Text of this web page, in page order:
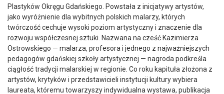
Plastyków Okręgu Gdańskiego. Powstała z inicjatywy artystów,
jako wyróżnienie dla wybitnych polskich malarzy, których
twórczość cechuje wysoki poziom artystyczny i znaczenie dla
rozwoju współczesnej sztuki. Nazwana na cześć Kazimierza
Ostrowskiego — malarza, profesora i jednego z najważniejszych
pedagogów gdańskiej szkoły artystycznej — nagroda podkreśla
ciągłość tradycji malarskiej w regionie. Co roku kapituła złożona z
artystów, krytyków i przedstawicieli instytucji kultury wybiera
laureata, któremu towarzyszy indywidualna wystawa, publikacja